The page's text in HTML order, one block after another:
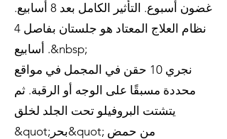
غضون أسبوع. التأثير الكامل بعد 8 أسابيع.
نظام العلاج المعتاد هو جلستان بفاصل 4
أسابيع .&nbsp;
نجري 10 حقن في المجمل في مواقع
محددة مسبقًا على الوجه أو الرقبة. ثم
يتشتت البروفيلو تحت الجلد لخلق
&quot;بحر&quot; من حمض